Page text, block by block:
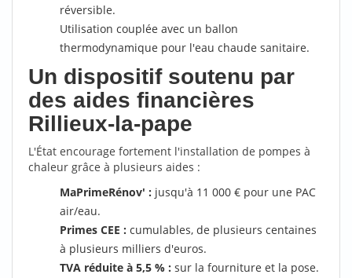
réversible.
Utilisation couplée avec un ballon
thermodynamique pour l'eau chaude sanitaire.
Un dispositif soutenu par
des aides financières
Rillieux-la-pape
L'État encourage fortement l'installation de pompes à
chaleur grâce à plusieurs aides :
MaPrimeRénov' : jusqu'à 11 000 € pour une PAC
air/eau.
Primes CEE : cumulables, de plusieurs centaines
à plusieurs milliers d'euros.
TVA réduite à 5,5 % : sur la fourniture et la pose.